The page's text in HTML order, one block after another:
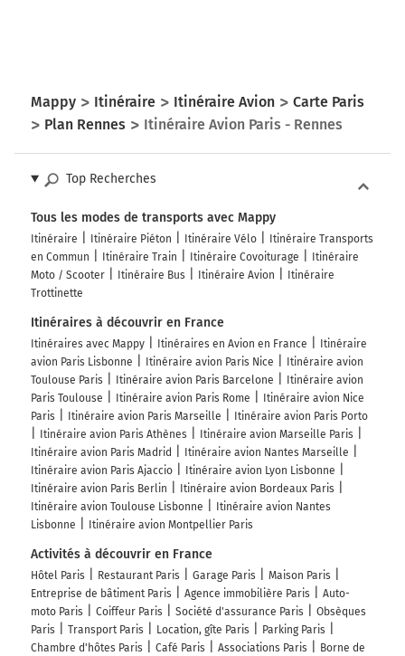
Mappy Itinéraire Itinéraire Avion
Carte Paris
Plan Rennes
Itinéraire Avion Paris - Rennes
Top Recherches
Tous les modes de transports avec Mappy
Itinéraire Itinéraire Piéton Itinéraire Vélo
Itinéraire Transports
en Commun
Itinéraire Train Itinéraire Covoiturage
Itinéraire
Moto / Scooter
Itinéraire Bus Itinéraire Avion
Itinéraire
Trottinette
Itinéraires à découvrir en France
Itinéraires avec Mappy Itinéraires en Avion en France
Itinéraire
avion Paris Lisbonne
Itinéraire avion Paris Nice
Itinéraire avion
Toulouse Paris
Itinéraire avion Paris Barcelone
Itinéraire avion
Paris Toulouse
Itinéraire avion Paris Rome
Itinéraire avion Nice
Paris
Itinéraire avion Paris Marseille
Itinéraire avion Paris Porto
Itinéraire avion Paris Athènes
Itinéraire avion Marseille Paris
Itinéraire avion Paris Madrid
Itinéraire avion Nantes Marseille
Itinéraire avion Paris Ajaccio
Itinéraire avion Lyon Lisbonne
Itinéraire avion Paris Berlin
Itinéraire avion Bordeaux Paris
Itinéraire avion Toulouse Lisbonne
Itinéraire avion Nantes
Lisbonne
Itinéraire avion Montpellier Paris
Activités à découvrir en France
Hôtel Paris Restaurant Paris Garage Paris
Maison Paris
Entreprise de bâtiment Paris
Agence immobilière Paris
Auto-
moto Paris
Coiffeur Paris Société d'assurance Paris
Obsèques
Paris
Transport Paris Location, gîte Paris
Parking Paris
Chambre d'hôtes Paris
Café Paris Associations Paris
Borne de